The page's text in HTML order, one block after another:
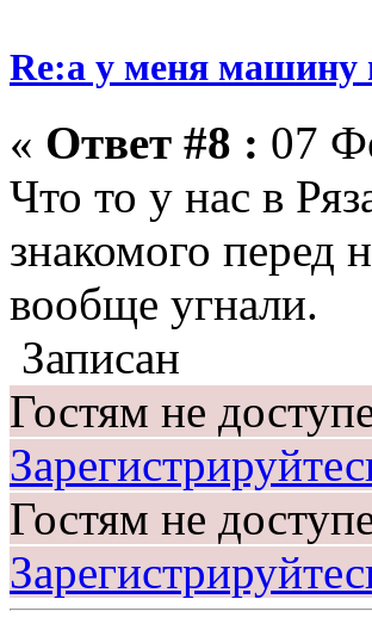
Re:а у меня машину
« Ответ #8 : 07
Что то у нас в
знакомого перед
вообще угнали.
Записан
Гостям не
Гостям не